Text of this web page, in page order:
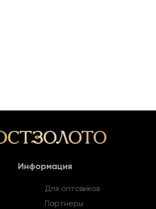
Информация
Для оптовиков
Партнеры